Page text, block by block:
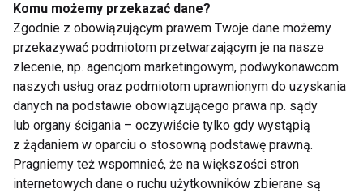
Cory Everson Lenda Murray
Komu możemy przekazać dane?
Zgodnie z obowiązującym prawem Twoje dane możemy
przekazywać podmiotom przetwarzającym je na nasze
zlecenie, np. agencjom marketingowym, podwykonawcom
naszych usług oraz podmiotom uprawnionym do uzyskania
danych na podstawie obowiązującego prawa np. sądy
lub organy ścigania – oczywiście tylko gdy wystąpią
z żądaniem w oparciu o stosowną podstawę prawną.
Pragniemy też wspomnieć, że na większości stron
internetowych dane o ruchu użytkowników zbierane są